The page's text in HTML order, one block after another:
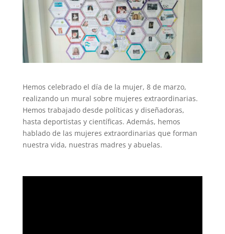
Hemos celebrado el día de la mujer, 8 de marzo,
realizando un mural sobre mujeres extraordinarias.
Hemos trabajado desde políticas y diseñadoras,
hasta deportistas y científicas. Además, hemos
hablado de las mujeres extraordinarias que forman
nuestra vida, nuestras madres y abuelas.